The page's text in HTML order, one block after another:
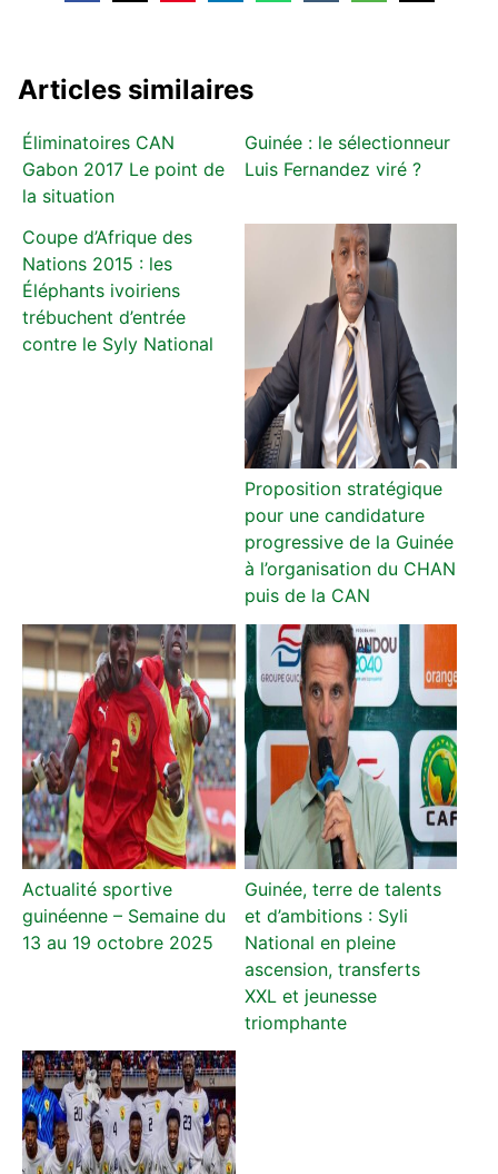
Articles similaires
Éliminatoires CAN
Gabon 2017 Le point de
la situation
Guinée : le sélectionneur
Luis Fernandez viré ?
Coupe d’Afrique des
Nations 2015 : les
Éléphants ivoiriens
trébuchent d’entrée
contre le Syly National
Proposition stratégique
pour une candidature
progressive de la Guinée
à l’organisation du CHAN
puis de la CAN
Actualité sportive
guinéenne – Semaine du
13 au 19 octobre 2025
Guinée, terre de talents
et d’ambitions : Syli
National en pleine
ascension, transferts
XXL et jeunesse
triomphante